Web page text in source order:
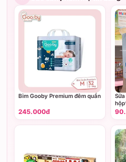
Bỉm Gooby Premium đêm quần
245.000đ
(Vị